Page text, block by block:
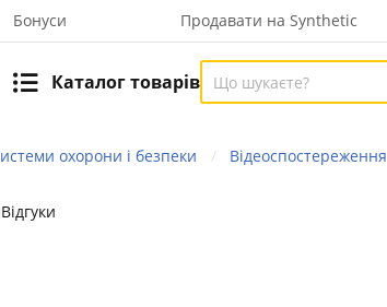
Бонуси Продавати на Synthetic
Каталог товарів
охорони і безпеки Відеоспостереження
Відгуки